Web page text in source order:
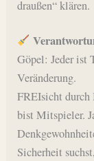
draußen“ klären.
Göpel: Jeder ist
Veränderung.
FREIsicht
bist Mitspieler.
Sicherheit